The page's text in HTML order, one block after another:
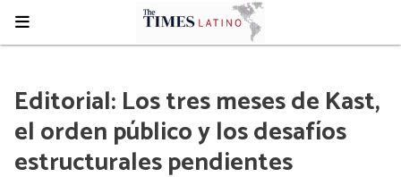
Editorial: Los tres meses de Kast,
el orden público y los desafíos
estructurales pendientes